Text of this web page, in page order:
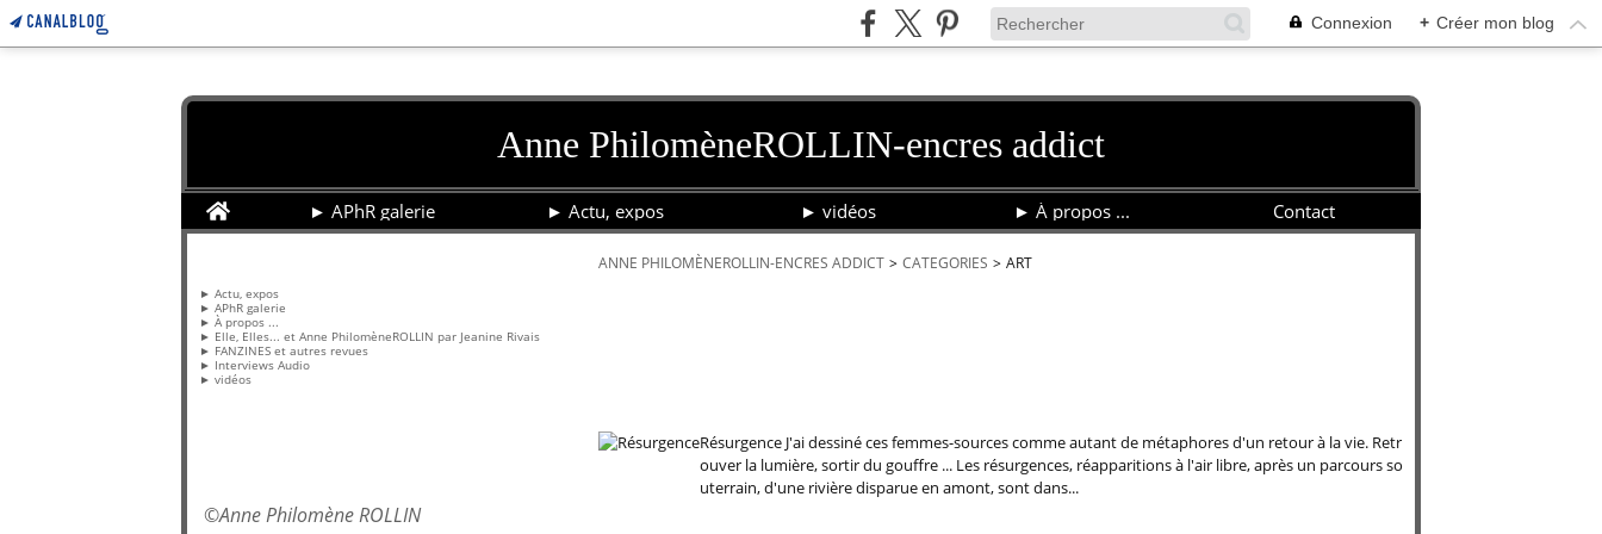
Connexion + Créer mon blog
Anne PhilomèneROLLIN-encres addict
Home ► APhR galerie ► Actu, expos ► vidéos ► À propos ... Contact
► Actu, expos
► APhR galerie
► À propos ...
► Elle, Elles... et Anne PhilomèneROLLIN par Jeanine Rivais
► FANZINES et autres revues
► Interviews Audio
► vidéos
©Anne Philomène ROLLIN
ANNE PHILOMÈNEROLLIN-ENCRES ADDICT > CATEGORIES > ART
Résurgence J'ai dessiné ces femmes-sources comme autant de métaphores d'un retour à la vie. Retr
ouver la lumière, sortir du gouffre ... Les résurgences, réapparitions à l'air libre, après un parcours so
uterrain, d'une rivière disparue en amont, sont dans...